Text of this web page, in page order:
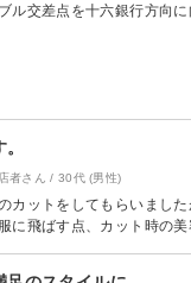
ル交差点を十六銀行方向
者さん / 30代 (男性)
カットをしてもらいまし
に飛ばす点、カット時の美